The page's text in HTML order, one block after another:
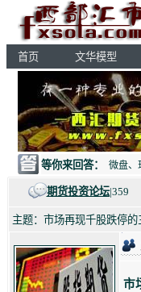
首页 文华模型
等你来回答： 微盘、
期货投资论坛|359
主题：市场再现千股跌停的
市